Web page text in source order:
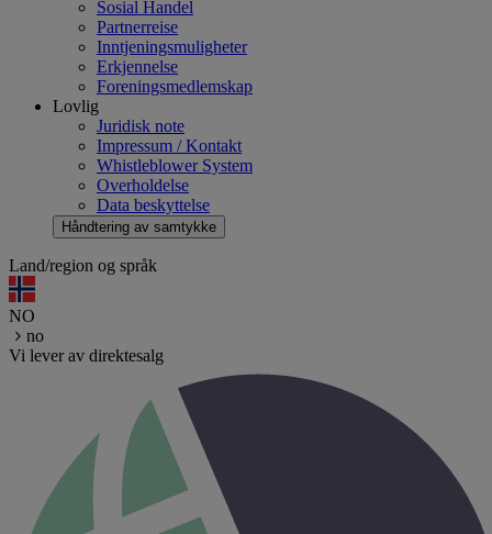
Sosial Handel
Partnerreise
Inntjeningsmuligheter
Erkjennelse
Foreningsmedlemskap
Lovlig
Juridisk note
Impressum / Kontakt
Whistleblower System
Overholdelse
Data beskyttelse
Håndtering av samtykke
Land/region og språk
NO
no
Vi lever av direktesalg